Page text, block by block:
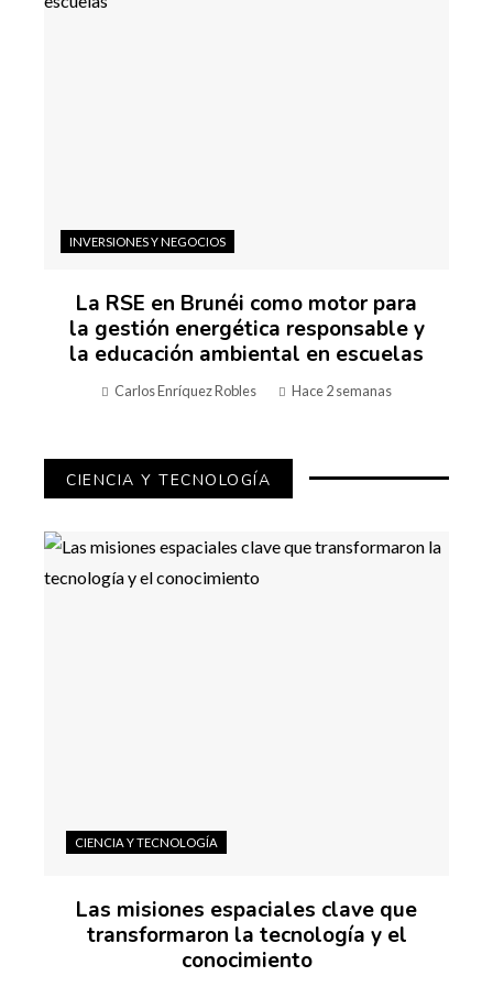
INVERSIONES Y NEGOCIOS
La RSE en Brunéi como motor para
la gestión energética responsable y
la educación ambiental en escuelas
Carlos Enríquez Robles Hace 2 semanas
CIENCIA Y TECNOLOGÍA
CIENCIA Y TECNOLOGÍA
Las misiones espaciales clave que
transformaron la tecnología y el
conocimiento